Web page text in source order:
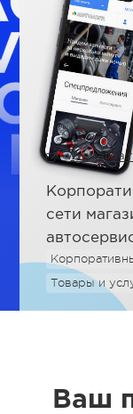
сети
Товары и
Ваш